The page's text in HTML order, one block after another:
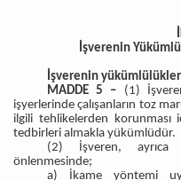
İşverenin
İşverenin
MADDE 5 – (1)
işyerlerinde çalışanların toz
ilgili tehlikelerden
tedbirleri almakla yükümlüdür.
(2) İşveren, ayrıca
önlenmesinde;
a) İkame yöntemi